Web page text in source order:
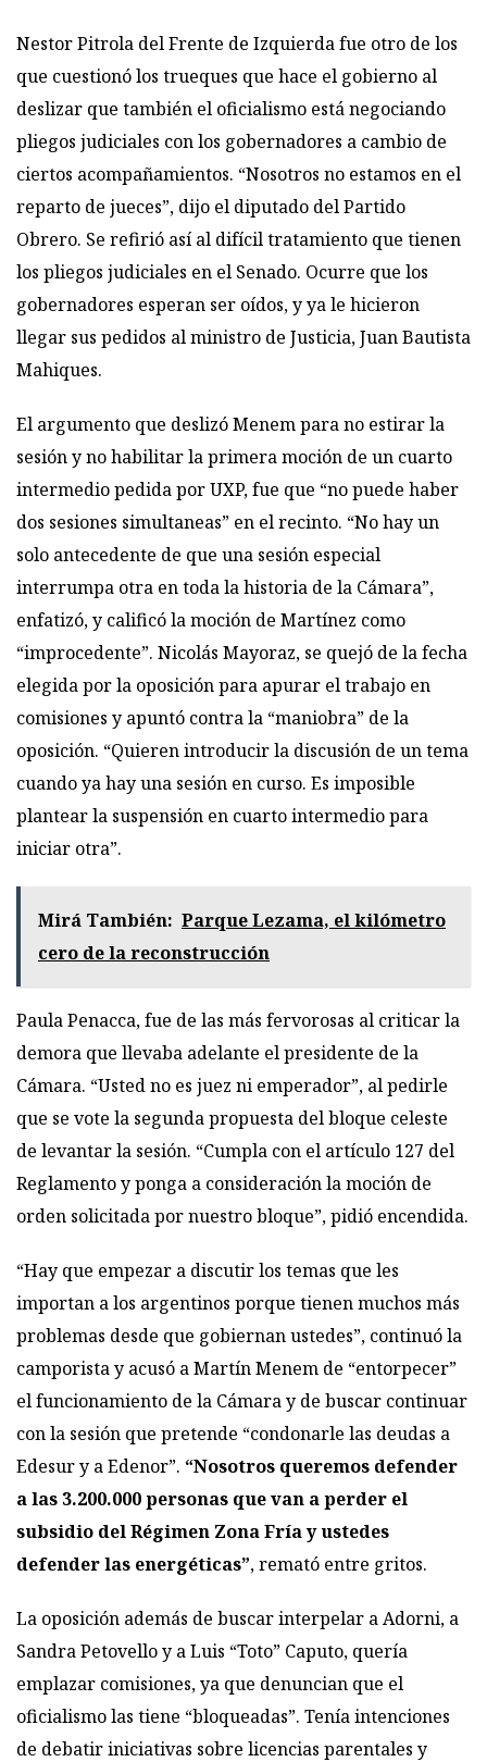
Nestor Pitrola del Frente de Izquierda fue otro de los
que cuestionó los trueques que hace el gobierno al
deslizar que también el oficialismo está negociando
pliegos judiciales con los gobernadores a cambio de
ciertos acompañamientos. “Nosotros no estamos en el
reparto de jueces”, dijo el diputado del Partido
Obrero. Se refirió así al difícil tratamiento que tienen
los pliegos judiciales en el Senado. Ocurre que los
gobernadores esperan ser oídos, y ya le hicieron
llegar sus pedidos al ministro de Justicia, Juan Bautista
Mahiques.
El argumento que deslizó Menem para no estirar la
sesión y no habilitar la primera moción de un cuarto
intermedio pedida por UXP, fue que “no puede haber
dos sesiones simultaneas” en el recinto. “No hay un
solo antecedente de que una sesión especial
interrumpa otra en toda la historia de la Cámara”,
enfatizó, y calificó la moción de Martínez como
“improcedente”. Nicolás Mayoraz, se quejó de la fecha
elegida por la oposición para apurar el trabajo en
comisiones y apuntó contra la “maniobra” de la
oposición. “Quieren introducir la discusión de un tema
cuando ya hay una sesión en curso. Es imposible
plantear la suspensión en cuarto intermedio para
iniciar otra”.
Mirá También: Parque Lezama, el kilómetro
cero de la reconstrucción
Paula Penacca, fue de las más fervorosas al criticar la
demora que llevaba adelante el presidente de la
Cámara. “Usted no es juez ni emperador”, al pedirle
que se vote la segunda propuesta del bloque celeste
de levantar la sesión. “Cumpla con el artículo 127 del
Reglamento y ponga a consideración la moción de
orden solicitada por nuestro bloque”, pidió encendida.
“Hay que empezar a discutir los temas que les
importan a los argentinos porque tienen muchos más
problemas desde que gobiernan ustedes”, continuó la
camporista y acusó a Martín Menem de “entorpecer”
el funcionamiento de la Cámara y de buscar continuar
con la sesión que pretende “condonarle las deudas a
Edesur y a Edenor”. “Nosotros queremos defender
a las 3.200.000 personas que van a perder el
subsidio del Régimen Zona Fría y ustedes
defender las energéticas”, remató entre gritos.
La oposición además de buscar interpelar a Adorni, a
Sandra Petovello y a Luis “Toto” Caputo, quería
emplazar comisiones, ya que denuncian que el
oficialismo las tiene “bloqueadas”. Tenía intenciones
de debatir iniciativas sobre licencias parentales y